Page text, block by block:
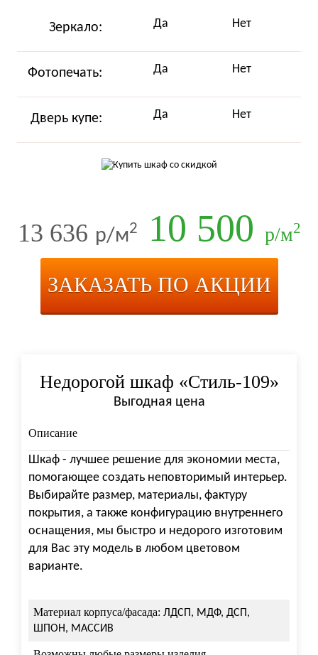
Зеркало: Да Нет
Фотопечать: Да Нет
Дверь купе: Да Нет
13 636 р/м2 10 500 р/м2
ЗАКАЗАТЬ ПО АКЦИИ
Недорогой шкаф «Стиль-109»
Выгодная цена
Описание
Шкаф - лучшее решение для экономии места,
помогающее создать неповторимый интерьер.
Выбирайте размер, материалы, фактуру
покрытия, а также конфигурацию внутреннего
оснащения, мы быстро и недорого изготовим
для Вас эту модель в любом цветовом
варианте.
Материал корпуса/фасада: ЛДСП, МДФ, ДСП,
ШПОН, МАССИВ